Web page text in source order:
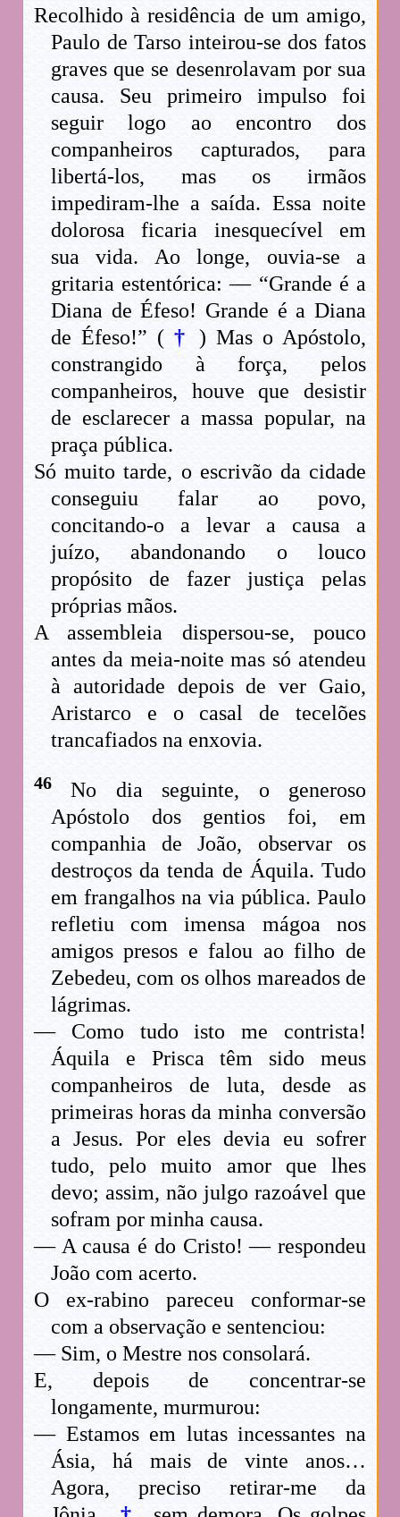
Recolhido à residência de um amigo,
Paulo de Tarso inteirou-se dos fatos
graves que se desenrolavam por sua
causa. Seu primeiro impulso foi
seguir logo ao encontro dos
companheiros capturados, para
libertá-los, mas os irmãos
impediram-lhe a saída. Essa noite
dolorosa ficaria inesquecível em
sua vida. Ao longe, ouvia-se a
gritaria estentórica: — “Grande é a
Diana de Éfeso! Grande é a Diana
de Éfeso!” († ) Mas o Apóstolo,
constrangido à força, pelos
companheiros, houve que desistir
de esclarecer a massa popular, na
praça pública.
Só muito tarde, o escrivão da cidade
conseguiu falar ao povo,
concitando-o a levar a causa a
juízo, abandonando o louco
propósito de fazer justiça pelas
próprias mãos.
A assembleia dispersou-se, pouco
antes da meia-noite mas só atendeu
à autoridade depois de ver Gaio,
Aristarco e o casal de tecelões
trancafiados na enxovia.
46 No dia seguinte, o generoso
Apóstolo dos gentios foi, em
companhia de João, observar os
destroços da tenda de Áquila. Tudo
em frangalhos na via pública. Paulo
refletiu com imensa mágoa nos
amigos presos e falou ao filho de
Zebedeu, com os olhos mareados de
lágrimas.
— Como tudo isto me contrista!
Áquila e Prisca têm sido meus
companheiros de luta, desde as
primeiras horas da minha conversão
a Jesus. Por eles devia eu sofrer
tudo, pelo muito amor que lhes
devo; assim, não julgo razoável que
sofram por minha causa.
— A causa é do Cristo! — respondeu
João com acerto.
O ex-rabino pareceu conformar-se
com a observação e sentenciou:
— Sim, o Mestre nos consolará.
E, depois de concentrar-se
longamente, murmurou:
— Estamos em lutas incessantes na
Ásia, há mais de vinte anos…
Agora, preciso retirar-me da